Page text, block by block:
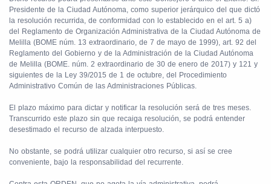
Presidente de la Ciudad Autónoma, como superior jerárquico del que dictó
la resolución recurrida, de conformidad con lo establecido en el art. 5 a)
del Reglamento de Organización Administrativa de la Ciudad Autónoma de
Melilla (BOME núm. 13 extraordinario, de 7 de mayo de 1999), art. 92 del
Reglamento del Gobierno y de la Administración de la Ciudad Autónoma
de Melilla (BOME. núm. 2 extraordinario de 30 de enero de 2017) y 121 y
siguientes de la Ley 39/2015 de 1 de octubre, del Procedimiento
Administrativo Común de las Administraciones Públicas.
El plazo máximo para dictar y notificar la resolución será de tres meses.
Transcurrido este plazo sin que recaiga resolución, se podrá entender
desestimado el recurso de alzada interpuesto.
No obstante, se podrá utilizar cualquier otro recurso, si así se cree
conveniente, bajo la responsabilidad del recurrente.